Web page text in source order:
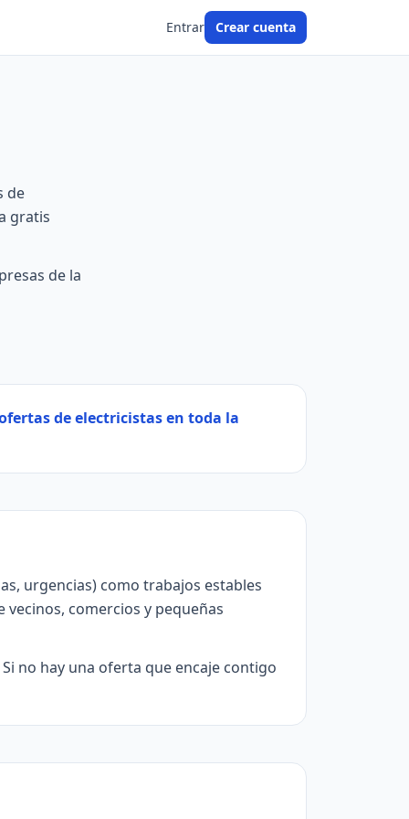
Entrar Crear cuenta
de
gratis
de la
de electricistas en toda la
urgencias) como trabajos estables
comercios y pequeñas
no hay una oferta que encaje contigo